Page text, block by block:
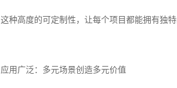
这种高度的可定制性，让每个项目都能拥有独
应用广泛：多元场景创造多元价值